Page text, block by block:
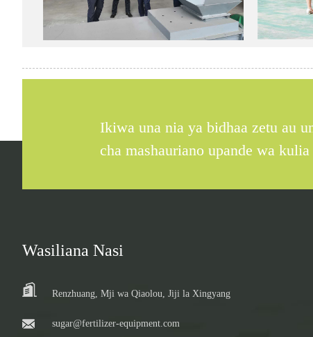
Ikiwa una nia ya bidhaa zetu au
cha mashauriano upande wa kulia
Wasiliana Nasi
Renzhuang, Mji wa Qiaolou, Jiji la Xingyang
sugar@fertilizer-equipment.com